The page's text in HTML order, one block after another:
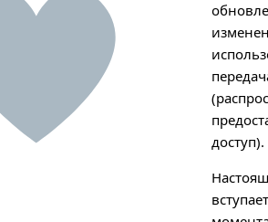
доступ).